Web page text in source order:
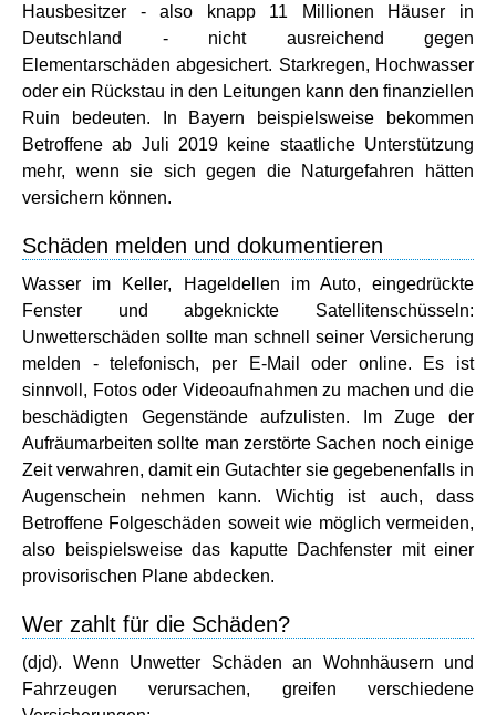
Hausbesitzer - also knapp 11 Millionen Häuser in
Deutschland - nicht ausreichend gegen
Elementarschäden abgesichert. Starkregen, Hochwasser
oder ein Rückstau in den Leitungen kann den finanziellen
Ruin bedeuten. In Bayern beispielsweise bekommen
Betroffene ab Juli 2019 keine staatliche Unterstützung
mehr, wenn sie sich gegen die Naturgefahren hätten
versichern können.
Schäden melden und dokumentieren
Wasser im Keller, Hageldellen im Auto, eingedrückte
Fenster und abgeknickte Satellitenschüsseln:
Unwetterschäden sollte man schnell seiner Versicherung
melden - telefonisch, per E-Mail oder online. Es ist
sinnvoll, Fotos oder Videoaufnahmen zu machen und die
beschädigten Gegenstände aufzulisten. Im Zuge der
Aufräumarbeiten sollte man zerstörte Sachen noch einige
Zeit verwahren, damit ein Gutachter sie gegebenenfalls in
Augenschein nehmen kann. Wichtig ist auch, dass
Betroffene Folgeschäden soweit wie möglich vermeiden,
also beispielsweise das kaputte Dachfenster mit einer
provisorischen Plane abdecken.
Wer zahlt für die Schäden?
(djd). Wenn Unwetter Schäden an Wohnhäusern und
Fahrzeugen verursachen, greifen verschiedene